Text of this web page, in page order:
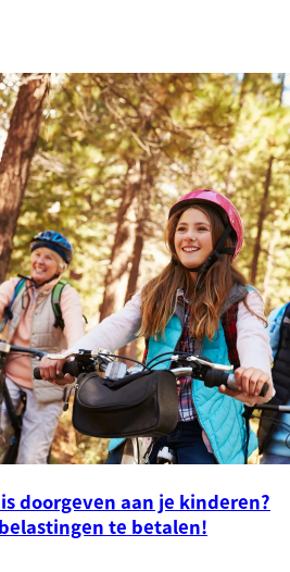
doorgeven aan je kinderen?
te betalen!